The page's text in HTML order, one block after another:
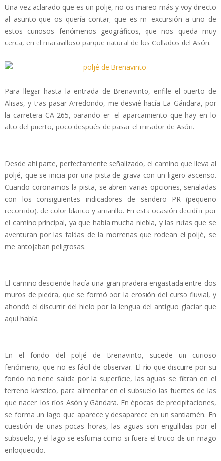
Una vez aclarado que es un poljé, no os mareo más y voy directo
al asunto que os quería contar, que es mi excursión a uno de
estos curiosos fenómenos geográficos, que nos queda muy
cerca, en el maravilloso parque natural de los Collados del Asón.
Para llegar hasta la entrada de Brenavinto, enfile el puerto de
Alisas, y tras pasar Arredondo, me desvié hacía La Gándara, por
la carretera CA-265, parando en el aparcamiento que hay en lo
alto del puerto, poco después de pasar el mirador de Asón.
Desde ahí parte, perfectamente señalizado, el camino que lleva al
poljé, que se inicia por una pista de grava con un ligero ascenso.
Cuando coronamos la pista, se abren varias opciones, señaladas
con los consiguientes indicadores de sendero PR (pequeño
recorrido), de color blanco y amarillo. En esta ocasión decidí ir por
el camino principal, ya que había mucha niebla, y las rutas que se
aventuran por las faldas de la morrenas que rodean el poljé, se
me antojaban peligrosas.
El camino desciende hacía una gran pradera engastada entre dos
muros de piedra, que se formó por la erosión del curso fluvial, y
ahondó el discurrir del hielo por la lengua del antiguo glaciar que
aquí había.
En el fondo del poljé de Brenavinto, sucede un curioso
fenómeno, que no es fácil de observar. El río que discurre por su
fondo no tiene salida por la superficie, las aguas se filtran en el
terreno kárstico, para alimentar en el subsuelo las fuentes de las
que nacen los ríos Asón y Gándara. En épocas de precipitaciones,
se forma un lago que aparece y desaparece en un santiamén. En
cuestión de unas pocas horas, las aguas son engullidas por el
subsuelo, y el lago se esfuma como si fuera el truco de un mago
enloquecido.